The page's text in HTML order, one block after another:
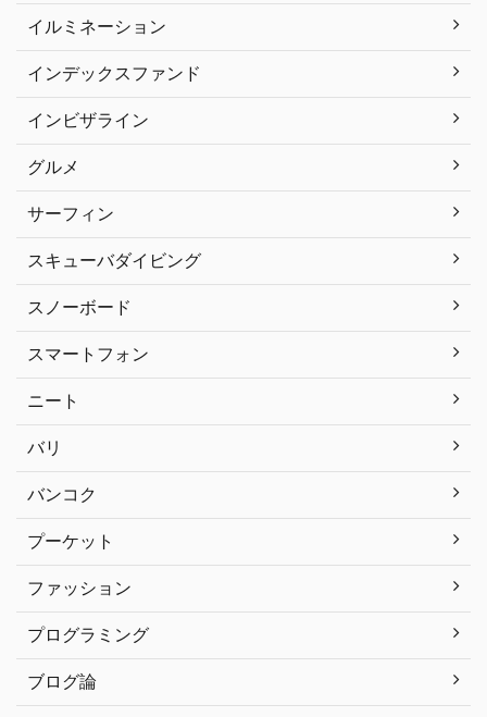
イルミネーション
インデックスファンド
インビザライン
グルメ
サーフィン
スキューバダイビング
スノーボード
スマートフォン
ニート
バリ
バンコク
プーケット
ファッション
プログラミング
ブログ論